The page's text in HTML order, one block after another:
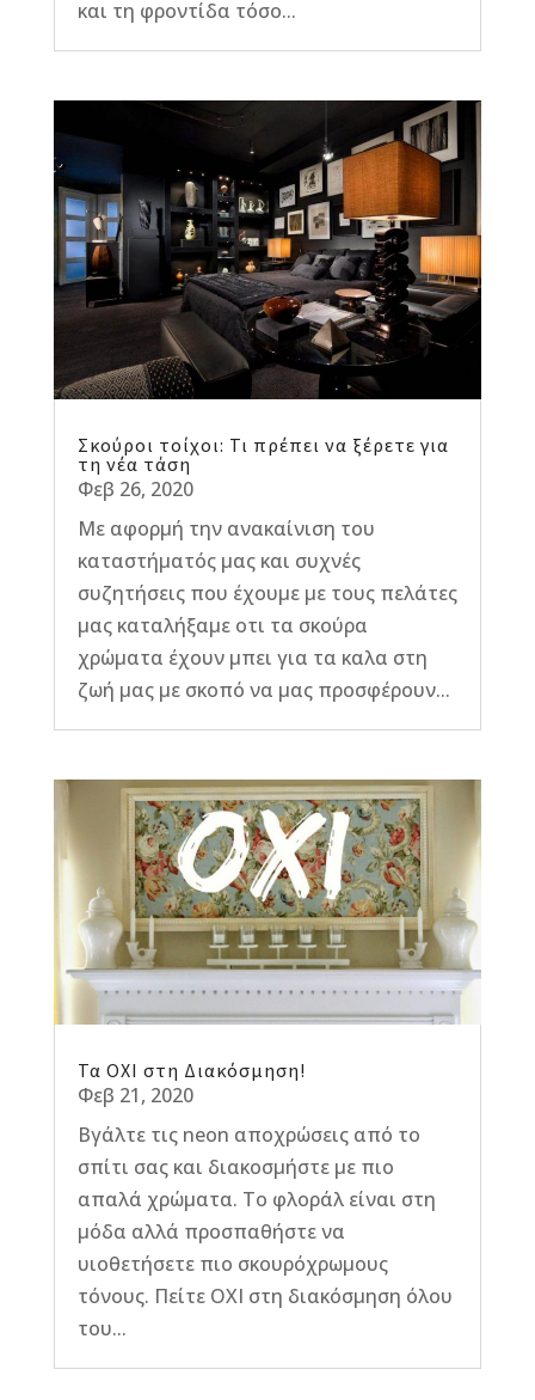
και τη φροντίδα τόσο...
Σκούροι τοίχοι: Τι πρέπει να ξέρετε για
τη νέα τάση
Φεβ 26, 2020
Με αφορμή την ανακαίνιση του
καταστήματός μας και συχνές
συζητήσεις που έχουμε με τους πελάτες
μας καταλήξαμε οτι τα σκούρα
χρώματα έχουν μπει για τα καλα στη
ζωή μας με σκοπό να μας προσφέρουν...
Τα ΟΧΙ στη Διακόσμηση!
Φεβ 21, 2020
Βγάλτε τις neon αποχρώσεις από το
σπίτι σας και διακοσμήστε με πιο
απαλά χρώματα. Το φλοράλ είναι στη
μόδα αλλά προσπαθήστε να
υιοθετήσετε πιο σκουρόχρωμους
τόνους. Πείτε ΟΧΙ στη διακόσμηση όλου
του...